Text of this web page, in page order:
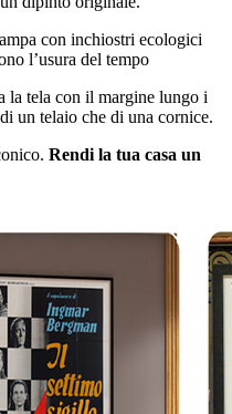
con inchiostri ecologici
l’usura del tempo
la tela con il margine lungo i
un telaio che di una cornice.
Rendi la tua casa un